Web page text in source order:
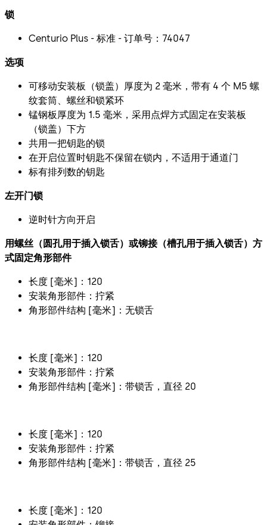
锁
Centurio Plus - 标准 - 订单号：74047
选项
可移动安装板（锁盖）厚度为 2 毫米，带有 4 个 M5 螺
纹套筒、螺丝和锁紧环
锰钢板厚度为 1.5 毫米，采用点焊方式固定在安装板
（锁盖）下方
共用一把钥匙的锁
在开启位置时钥匙不保留在锁内，不适用于通道门
标有排列数的钥匙
左开门锁
逆时针方向开启
用螺丝（圆孔用于插入锁舌）或铆接（槽孔用于插入锁舌）方
式固定角形部件
长度 [毫米]：120
安装角形部件：拧紧
角形部件结构 [毫米]：无锁舌
长度 [毫米]：120
安装角形部件：拧紧
角形部件结构 [毫米]：带锁舌，直径 20
长度 [毫米]：120
安装角形部件：拧紧
角形部件结构 [毫米]：带锁舌，直径 25
长度 [毫米]：120